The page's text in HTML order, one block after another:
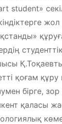
student»
қоғам
бірге,
қаласы